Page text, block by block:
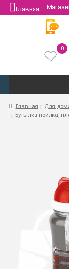
Главная
Защита
0
Главная Для
Бутылка-поилка,